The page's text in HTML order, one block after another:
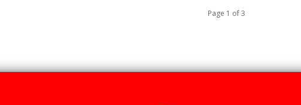
Page 1 of 3